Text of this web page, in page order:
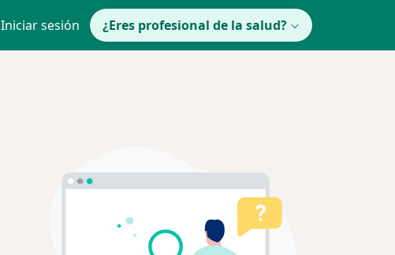
Iniciar sesión ¿Eres profesional de la salud?